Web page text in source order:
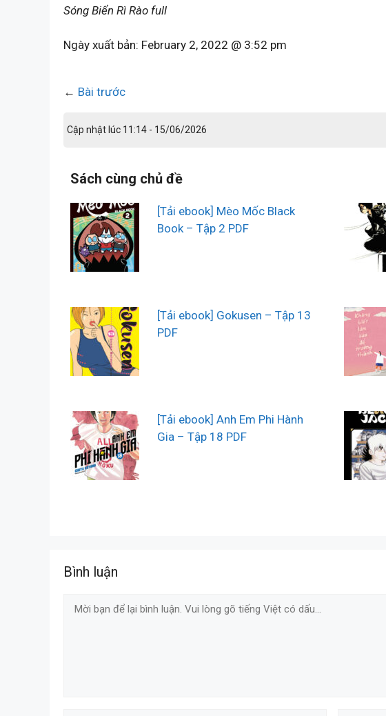
Sóng Biển Rì Rào full
Ngày xuất bản: February 2, 2022 @ 3:52 pm
← Bài trước
Cập nhật lúc 11:14 - 15/06/2026
Sách cùng chủ đề
[Tải ebook] Mèo Mốc Black
Book – Tập 2 PDF
[Tải ebook] Gokusen – Tập 13
PDF
[Tải ebook] Anh Em Phi Hành
Gia – Tập 18 PDF
Bình luận
Comment